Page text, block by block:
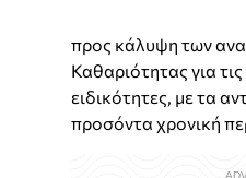
προς κάλυψη των
Καθαριότητας για
ειδικότητες, με τα
προσόντα χρονική